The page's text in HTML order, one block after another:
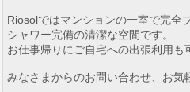
Riosolではマンションの一室で完全
シャワー完備の清潔な空間です。
お仕事帰りにご自宅への出張利用も
みなさまからのお問い合わせ、お気